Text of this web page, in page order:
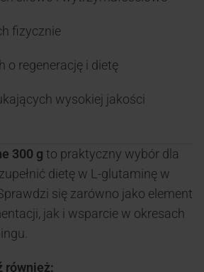
fizycznie
o regenerację i dietę
wysokiej jakości
300 g to praktyczny wybór dla
dietę w L-glutaminę w
się zarówno jako element
jak i wsparcie w okresach
również: